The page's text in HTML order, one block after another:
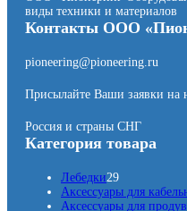
виды техники и материалов
Контакты ООО
pioneering@pioneering.ru
Присылайте Ваши заявки на
Россия и страны СНГ
Категория товара
Лебедки292
9
т
Аксессуары для
Аксессуары для